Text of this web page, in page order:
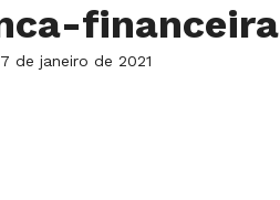
financeira
de janeiro de 2021